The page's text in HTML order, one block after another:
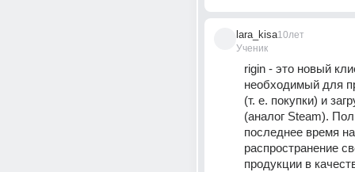
lara_kisa
Ученик
10лет
rigin - это новый
необходимый для
(т. е. покупки) и
(аналог Steam).
последнее время
распространение
продукции в